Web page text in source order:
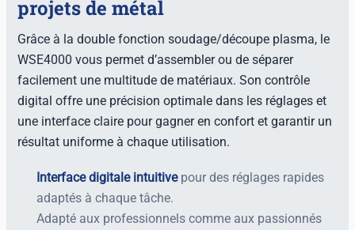
projets de métal
Grâce à la double fonction soudage/découpe plasma, le
WSE4000 vous permet d’assembler ou de séparer
facilement une multitude de matériaux. Son contrôle
digital offre une précision optimale dans les réglages et
une interface claire pour gagner en confort et garantir un
résultat uniforme à chaque utilisation.
Interface digitale intuitivepour des réglages rapides
adaptés à chaque tâche.
Adapté aux professionnels comme aux passionnés